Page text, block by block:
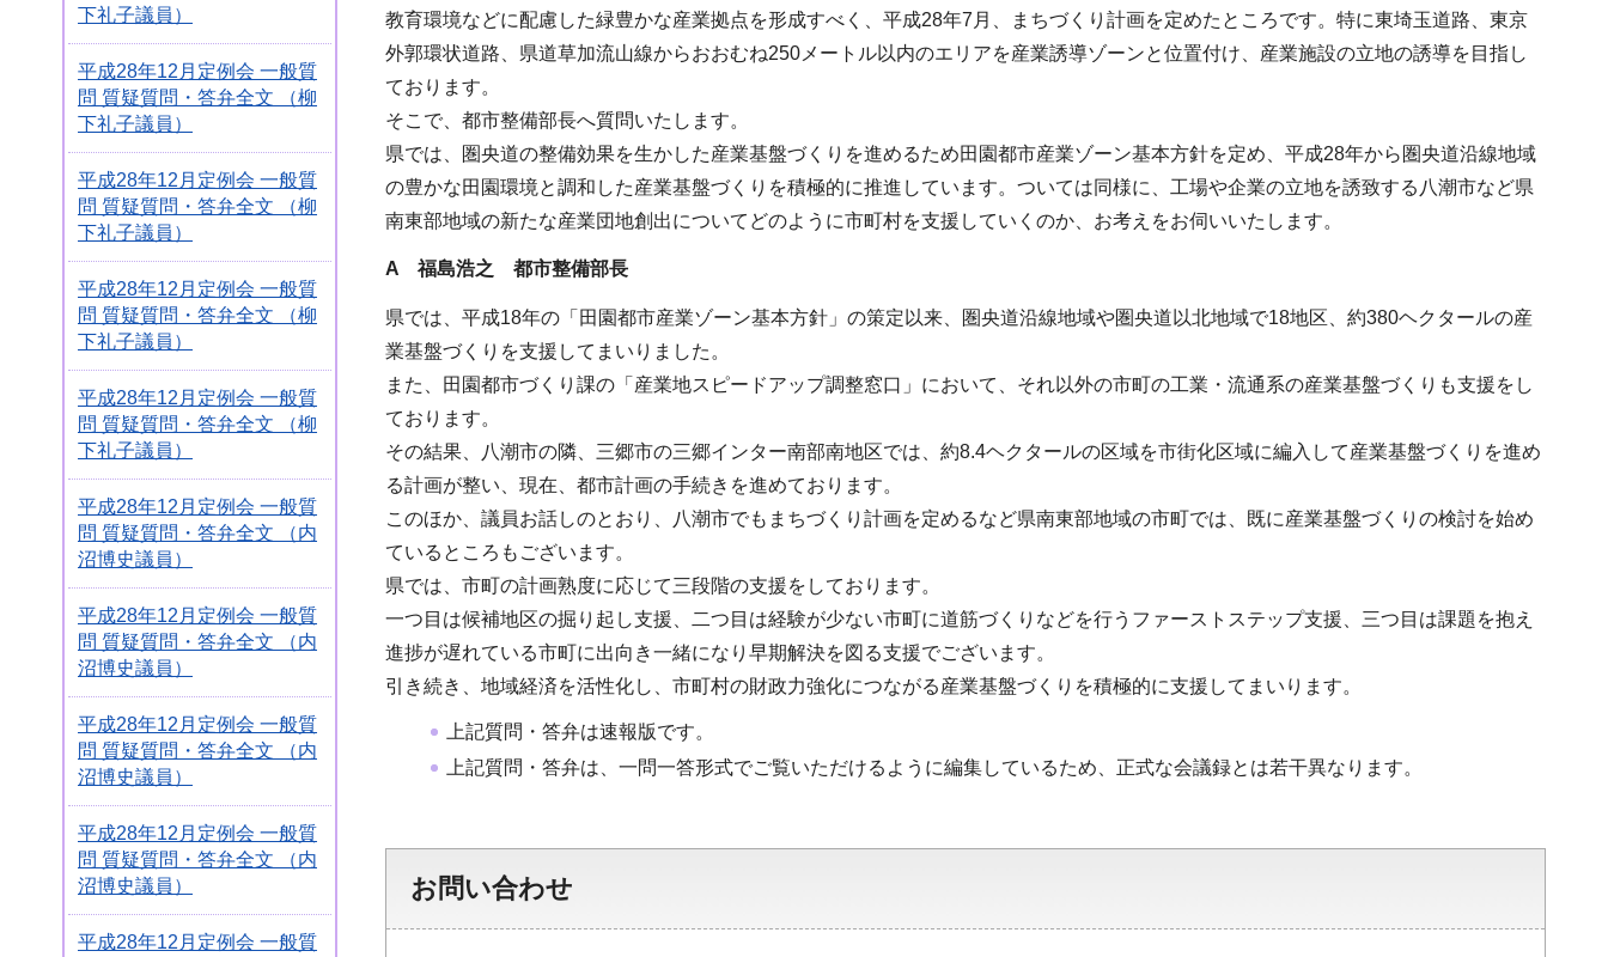
下礼子議員）
平成28年12月定例会 一般質
問 質疑質問・答弁全文 （柳
下礼子議員）
平成28年12月定例会 一般質
問 質疑質問・答弁全文 （柳
下礼子議員）
平成28年12月定例会 一般質
問 質疑質問・答弁全文 （柳
下礼子議員）
平成28年12月定例会 一般質
問 質疑質問・答弁全文 （柳
下礼子議員）
平成28年12月定例会 一般質
問 質疑質問・答弁全文 （内
沼博史議員）
平成28年12月定例会 一般質
問 質疑質問・答弁全文 （内
沼博史議員）
平成28年12月定例会 一般質
問 質疑質問・答弁全文 （内
沼博史議員）
平成28年12月定例会 一般質
問 質疑質問・答弁全文 （内
沼博史議員）
平成28年12月定例会 一般質
教育環境などに配慮した緑豊かな産業拠点を形成すべく、平成28年7月、まちづくり計画を定めたところです。特に東埼玉道路、東京
外郭環状道路、県道草加流山線からおおむね250メートル以内のエリアを産業誘導ゾーンと位置付け、産業施設の立地の誘導を目指し
ております。
そこで、都市整備部長へ質問いたします。
県では、圏央道の整備効果を生かした産業基盤づくりを進めるため田園都市産業ゾーン基本方針を定め、平成28年から圏央道沿線地域
の豊かな田園環境と調和した産業基盤づくりを積極的に推進しています。ついては同様に、工場や企業の立地を誘致する八潮市など県
南東部地域の新たな産業団地創出についてどのように市町村を支援していくのか、お考えをお伺いいたします。
A 福島浩之 都市整備部長
県では、平成18年の「田園都市産業ゾーン基本方針」の策定以来、圏央道沿線地域や圏央道以北地域で18地区、約380ヘクタールの産
業基盤づくりを支援してまいりました。
また、田園都市づくり課の「産業地スピードアップ調整窓口」において、それ以外の市町の工業・流通系の産業基盤づくりも支援をし
ております。
その結果、八潮市の隣、三郷市の三郷インター南部南地区では、約8.4ヘクタールの区域を市街化区域に編入して産業基盤づくりを進め
る計画が整い、現在、都市計画の手続きを進めております。
このほか、議員お話しのとおり、八潮市でもまちづくり計画を定めるなど県南東部地域の市町では、既に産業基盤づくりの検討を始め
ているところもございます。
県では、市町の計画熟度に応じて三段階の支援をしております。
一つ目は候補地区の掘り起し支援、二つ目は経験が少ない市町に道筋づくりなどを行うファーストステップ支援、三つ目は課題を抱え
進捗が遅れている市町に出向き一緒になり早期解決を図る支援でございます。
引き続き、地域経済を活性化し、市町村の財政力強化につながる産業基盤づくりを積極的に支援してまいります。
上記質問・答弁は速報版です。
上記質問・答弁は、一問一答形式でご覧いただけるように編集しているため、正式な会議録とは若干異なります。
お問い合わせ